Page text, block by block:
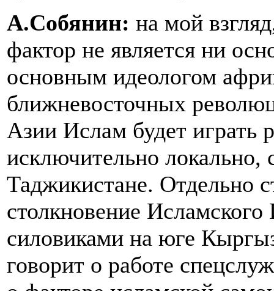
А.Собянин: на мой
фактор не является ни
основным идеологом
ближневосточных
Азии Ислам будет играть
исключительно
Таджикистане. Отдельно
столкновение
силовиками на юге
говорит о работе